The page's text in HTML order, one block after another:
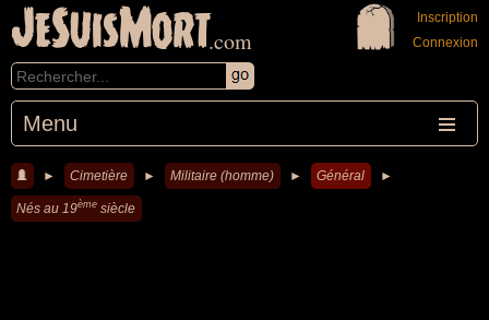
JeSuisMort.com
Menu
Inscription
Connexion
► Cimetière ► Militaire (homme) ► Général ►
Nés au 19ème siècle